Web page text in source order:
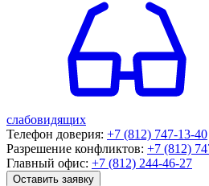
слабовидящих
Телефон доверия: +7 (812) 747-13-40
Разрешение конфликтов: +7 (812)
Главный офис: +7 (812) 244-46-27
Оставить заявку